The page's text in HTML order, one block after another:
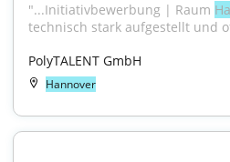
"...Initiativbewerbung | Raum
technisch stark aufgestellt und
PolyTALENT GmbH
Hannover